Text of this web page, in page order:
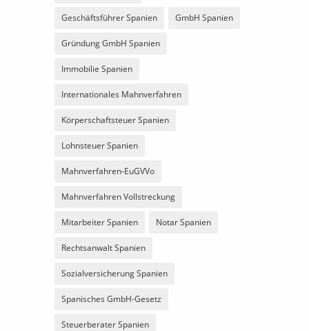
Geschäftsführer Spanien GmbH Spanien
Gründung GmbH Spanien
Immobilie Spanien
Internationales Mahnverfahren
Körperschaftsteuer Spanien
Lohnsteuer Spanien
Mahnverfahren-EuGVVo
Mahnverfahren Vollstreckung
Mitarbeiter Spanien Notar Spanien
Rechtsanwalt Spanien
Sozialversicherung Spanien
Spanisches GmbH-Gesetz
Steuerberater Spanien